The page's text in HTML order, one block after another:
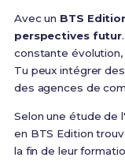
Avec un BTS
perspectives futur
constante
Tu peux intégrer
des agences de
Selon une étude de
en BTS Edition
la fin de leur